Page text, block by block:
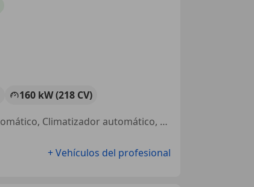
160 kW (218 CV)
Sensor de lluvia, Cierre centralizado, Faros antiniebla, ESP, Start/Stop automático, Climatizador automático, Dirección asistida
+ Vehículos del profesional